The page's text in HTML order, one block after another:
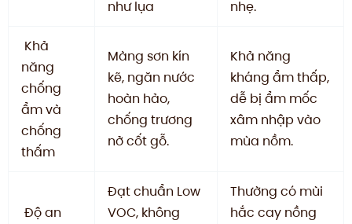
như lụa nhẹ.
Khả
năng
chống
ẩm và
chống
thấm
Màng sơn kín
kẽ, ngăn nước
hoàn hảo,
chống trương
nở cốt gỗ.
Khả năng
kháng ẩm thấp,
dễ bị ẩm mốc
xâm nhập vào
mùa nồm.
Độ an
Đạt chuẩn Low
VOC, không
Thường có mùi
hắc cay nồng